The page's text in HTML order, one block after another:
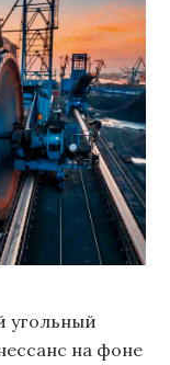
угольный
на фоне